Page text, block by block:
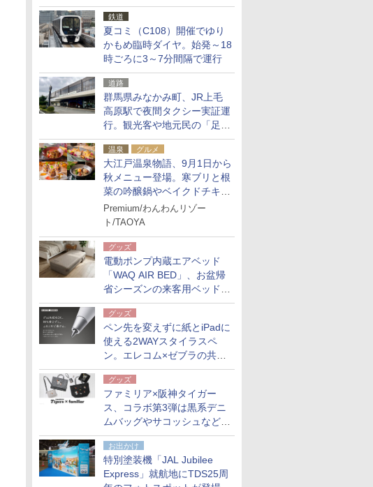
予約をアプリで一括確認
鉄道
夏コミ（C108）開催でゆり
かもめ臨時ダイヤ。始発～18
時ごろに3～7分間隔で運行
道路
群馬県みなかみ町、JR上毛
高原駅で夜間タクシー実証運
行。観光客や地元民の「足が
ない」課題解消へ、木金土に
2台体制
温泉 グルメ
大江戸温泉物語、9月1日から
秋メニュー登場。寒ブリと根
菜の吟醸鍋やベイクドチキ
ン、ショコラ＆栗スイーツも
食べ放題に
Premium/わんわんリゾー
ト/TAOYA
グッズ
電動ポンプ内蔵エアベッド
「WAQ AIR BED」、お盆帰
省シーズンの来客用ベッドに
も。使用後は収納バッグでコ
ンパクトに保管
グッズ
ペン先を変えずに紙とiPadに
使える2WAYスタイラスペ
ン。エレコム×ゼブラの共同
開発
グッズ
ファミリア×阪神タイガー
ス、コラボ第3弾は黒系デニ
ムバッグやサコッシュなど6
点。8月21日オンラインスト
アで発売
お出かけ
特別塗装機「JAL Jubilee
Express」就航地にTDS25周